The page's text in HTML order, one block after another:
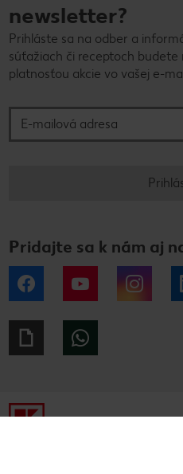
newsletter?
Prihláste sa na odber a
súťažiach či receptoch budete
platnosťou akcie vo vašej e-
Pridajte sa k nám aj
Facebook YouTube
Giphy